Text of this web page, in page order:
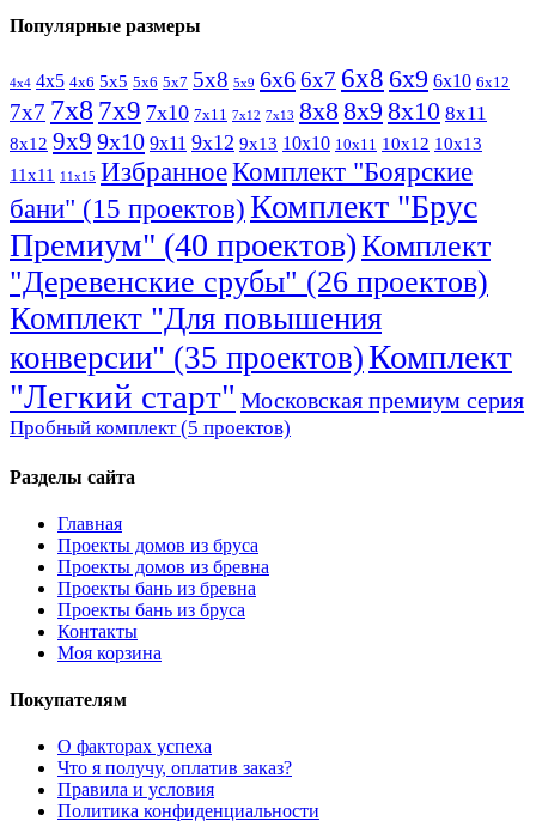
Популярные размеры
4х4 4х5 4х6 5х5 5х6 5х7 5х8 5х9 6х66х7 6х8 6х9 6х10 6х12
7х7 7х8 7х9 7х10 7х11 7х12 7х13 8х88х9 8х10 8х11
8х12 9х9 9х10 9х11 9х12 9х13 10х10 10х11 10х12 10х13
11х11 11х15 ИзбранноеКомплект "Боярские
бани" (15 проектов) Комплект "Брус
Премиум" (40 проектов)Комплект
"Деревенские срубы" (26 проектов)
Комплект "Для повышения
конверсии" (35 проектов)Комплект
"Легкий старт" Московская премиум серия
Пробный комплект (5 проектов)
Разделы сайта
Главная
Проекты домов из бруса
Проекты домов из бревна
Проекты бань из бревна
Проекты бань из бруса
Контакты
Моя корзина
Покупателям
О факторах успеха
Что я получу, оплатив заказ?
Правила и условия
Политика конфиденциальности